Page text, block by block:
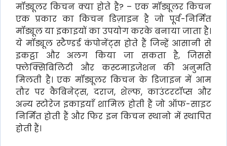
मॉड्यूलर किचन क्या होते है? – एक मॉड्यूलर किचन
एक प्रकार का किचन डिज़ाइन है जो पूर्व-निर्मित
मॉड्यूल या इकाइयों का उपयोग करके बनाया जाता है।
ये मॉड्यूल स्टैण्डर्ड कंपोनेंट्स होते हैं जिन्हें आसानी से
इकट्ठा और अलग किया जा सकता है, जिससे
फ्लेक्सिबिलिटी और कस्टमाइजेशन की अनुमति
मिलती है। एक मॉड्यूलर किचन के डिजाइन में आम
तौर पर कैबिनेट्स, दराज, शेल्फ, काउंटरटॉप्स और
अन्य स्टोरेज इकाइयाँ शामिल होती हैं जो ऑफ-साइट
निर्मित होती हैं और फिर इन किचन स्थानो में स्थापित
होती हैं।